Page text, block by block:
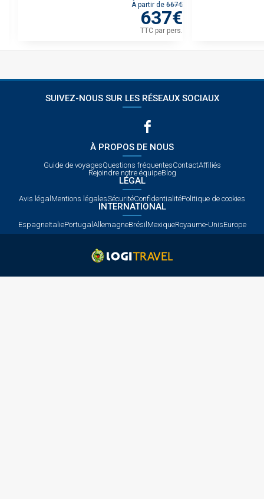
À partir de 667€
637€
TTC par pers.
SUIVEZ-NOUS SUR LES RÉSEAUX SOCIAUX
À PROPOS DE NOUS
Guide de voyagesQuestions fréquentesContactAffiliés
Rejoindre notre équipeBlog
LÉGAL
Avis légal Mentions légalesSécuritéConfidentialitéPolitique de cookies
INTERNATIONAL
EspagneItaliePortugal AllemagneBrésil MexiqueRoyaume-UnisEurope